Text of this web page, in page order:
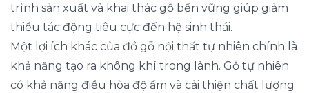
trình sản xuất và khai thác gỗ bền vững giúp giảm
thiểu tác động tiêu cực đến hệ sinh thái.
Một lợi ích khác của đồ gỗ nội thất tự nhiên chính là
khả năng tạo ra không khí trong lành. Gỗ tự nhiên
có khả năng điều hòa độ ẩm và cải thiện chất lượng